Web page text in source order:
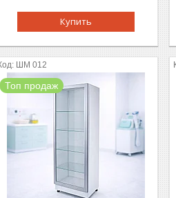
Купить
ШМ 012
Топ продаж